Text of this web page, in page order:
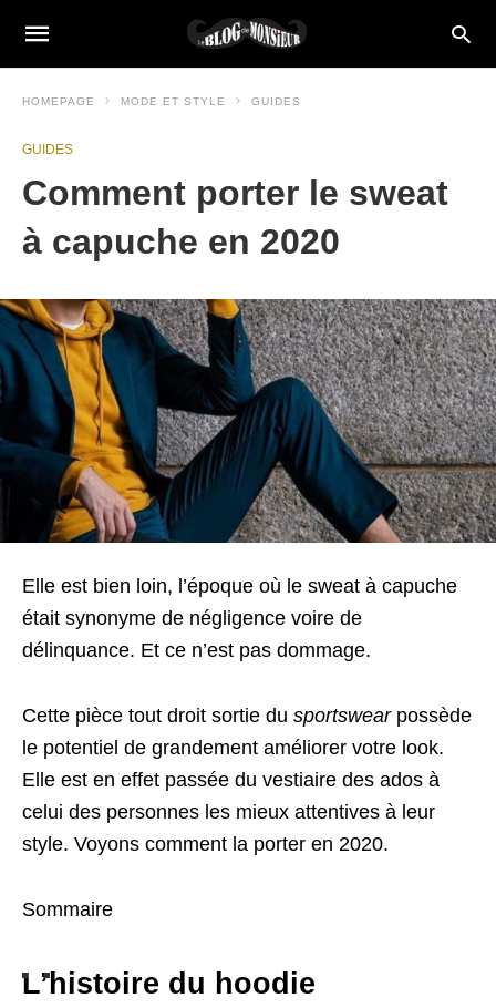
HOMEPAGE MODE ET STYLE GUIDES
GUIDES
Comment porter le sweat
à capuche en 2020
Elle est bien loin, l’époque où le sweat à capuche
était synonyme de négligence voire de
délinquance. Et ce n’est pas dommage.
Cette pièce tout droit sortie du sportswearpossède
le potentiel de grandement améliorer votre look.
Elle est en effet passée du vestiaire des ados à
celui des personnes les mieux attentives à leur
style. Voyons comment la porter en 2020.
Sommaire
L’histoire du hoodie